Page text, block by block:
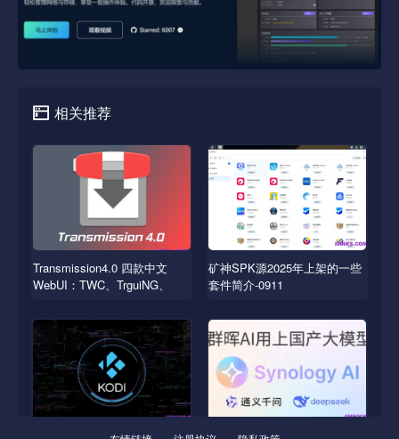
相关推荐
Transmission4.0 四款中文
WebUI：TWC、TrguiNG、
矿神SPK源2025年上架的一些
套件简介-0911